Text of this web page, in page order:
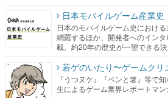
日本モバイルゲーム産業史
日本のモバイルゲーム史におけ
網羅するほか、開発者へのイン
載。約20年の歴史が一望できる決
若ゲのいたり〜ゲームクリ
『うつヌケ』『ペンと箸』等で
生によるゲーム業界レポートマン